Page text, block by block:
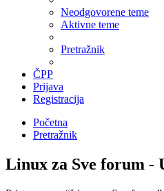
Neodgovorene teme
Aktivne teme
Pretražnik
ČPP
Prijava
Registracija
Početna
Pretražnik
Linux za Sve forum -